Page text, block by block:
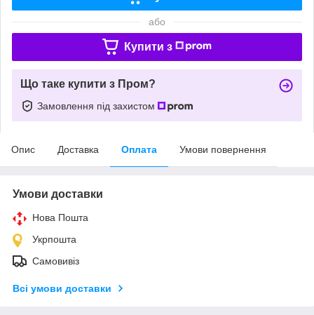
або
Купити з
Що таке купити з Пром?
Замовлення під захистом
Опис Доставка Оплата Умови повернення
Умови доставки
Нова Пошта
Укрпошта
Самовивіз
Всі умови доставки